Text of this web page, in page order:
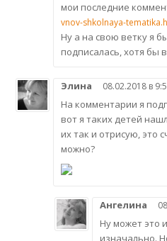
мои последние
vnov-shkolnaya-
Ну а на свою ветку я
подписалась, хотя бы
Элина 08.02.2018 в
На комментарии я
вот я таких детей
их так и отрисую, это
можно?
Ангелина
Ну может это
изначально.